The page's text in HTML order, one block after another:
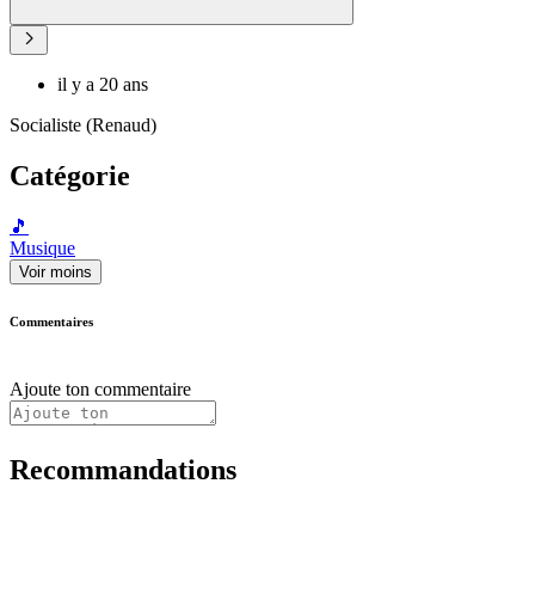
il y a 20 ans
Socialiste (Renaud)
Catégorie
🎵
Musique
Voir moins
Commentaires
Ajoute ton commentaire
Recommandations